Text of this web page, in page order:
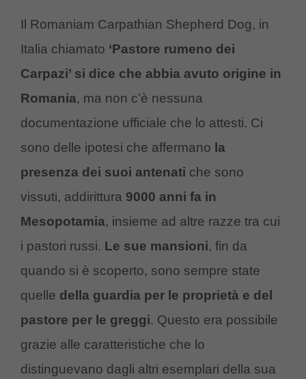
Il Romaniam Carpathian Shepherd Dog, in
Italia chiamato ‘Pastore rumeno dei
Carpazi’ si dice che abbia avuto origine in
Romania, ma non c’è nessuna
documentazione ufficiale che lo attesti. Ci
sono delle ipotesi che affermano la
presenza dei suoi antenati che sono
vissuti, addirittura 9000 anni fa in
Mesopotamia, insieme ad altre razze tra cui
i pastori russi. Le sue mansioni, fin da
quando si è scoperto, sono sempre state
quelle della guardia per le proprietà e del
pastore per le greggi. Questo era possibile
grazie alle caratteristiche che lo
distinguevano dagli altri esemplari della sua